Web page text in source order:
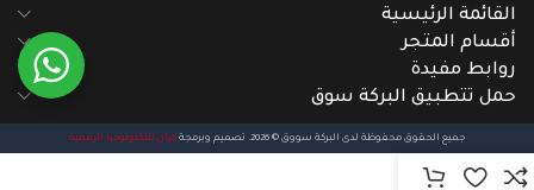
القائمة الرئيسية
أقسام المتجر
روابط مفيدة
حمل تتطبيق البركة سوق
جميع الحقوق محفوظة لدى البركة سووق © 2026. تصميم وبرمجة كيان للتكنولوجيا الرقمية